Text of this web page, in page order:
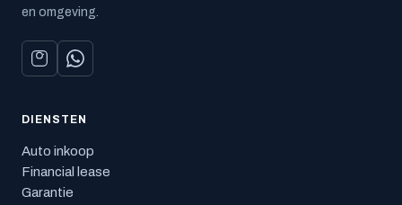
en omgeving.
DIENSTEN
Auto inkoop
Financial lease
Garantie